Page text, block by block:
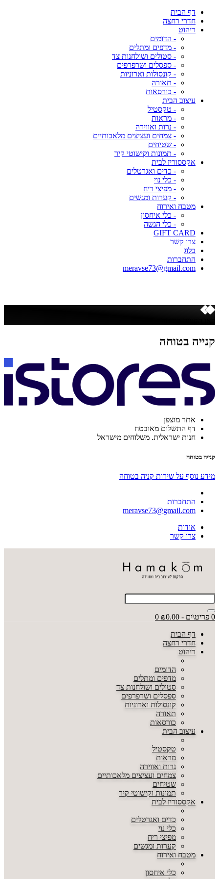
דף הבית
חדרי רחצה
ריהוט
- הדומים
- מדפים ומתלים
- סטולים ושולחנות צד
- ספסלים ושרפרפים
- קונסולות וארוניות
- תאורה
- כורסאות
עיצוב הבית
- טקסטיל
- מראות
- נרות ואווירה
- צמחים ועציצים מלאכותיים
- שטיחים
- תמונות וקישוטי קיר
אקססוריז לבית
- כדים ואגרטלים
- כלי נוי
- מפיצי ריח
- קערות ומגשים
מטבח ואירוח
- כלי איחסון
- כלי הגשה
GIFT CARD
צרו קשר
בלוג
התחברות
meravse73@gmail.com
קנייה בטוחה
אתר מוצפן
דף התשלום מאובטח
חנות ישראלית. משלוחים מישראל
קנייה בטוחה
מידע נוסף על שירות קניה בטוחה
התחברות
meravse73@gmail.com
אודות
צרו קשר
0 פריט\ים - ₪0.00 0
דף הבית
חדרי רחצה
ריהוט
הדומים
מדפים ומתלים
סטולים ושולחנות צד
ספסלים ושרפרפים
קונסולות וארוניות
תאורה
כורסאות
עיצוב הבית
טקסטיל
מראות
נרות ואווירה
צמחים ועציצים מלאכותיים
שטיחים
תמונות וקישוטי קיר
אקססוריז לבית
כדים ואגרטלים
כלי נוי
מפיצי ריח
קערות ומגשים
מטבח ואירוח
כלי איחסון